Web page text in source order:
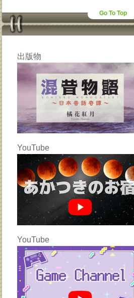
Go To Top
出版物
YouTube
YouTube